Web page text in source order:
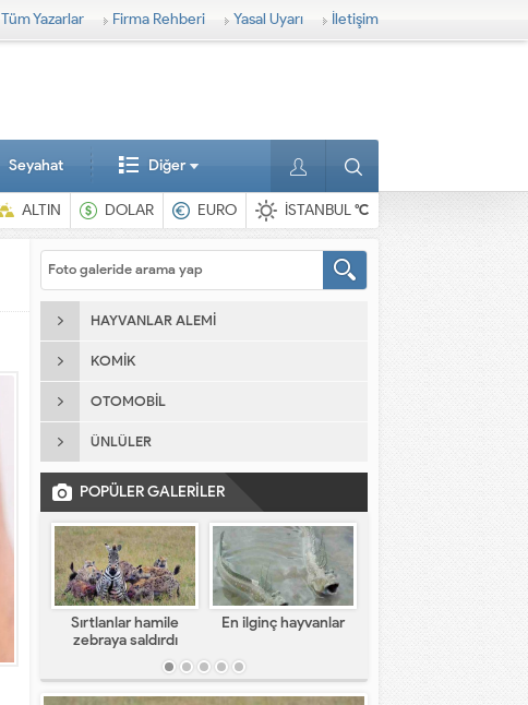
Tüm Yazarlar Firma Rehberi Yasal Uyarı İletişim
Seyahat Diğer
ALTIN DOLAR EURO İSTANBUL°C
HAYVANLAR ALEMI
KOMIK
OTOMOBIL
ÜNLÜLER
POPÜLER GALERİLER
Sırtlanlar hamile
zebraya saldırdı
En ilginç hayvanlar